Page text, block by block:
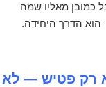
כמובן מאליו שמה
הדרך היחידה.
רק פטיש — לא